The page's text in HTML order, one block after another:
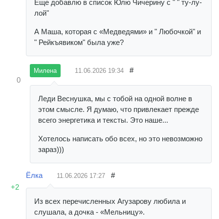
Еще добавлю в список Юлю Чичерину с " " ту-лу-
лой"
А Маша, которая с «Медведями» и " Любочкой" и
" Рейкъявиком" была уже?
0
Милена 11.06.2026 19:34 #
Леди Веснушка, мы с тобой на одной волне в
этом смысле. Я думаю, что привлекает прежде
всего энергетика и тексты. Это наше...
Хотелось написать обо всех, но это невозможно
зараз)))
+2
Ёлка 11.06.2026 17:27 #
Из всех перечисленных Агузарову любила и
слушала, а дочка - «Мельницу».